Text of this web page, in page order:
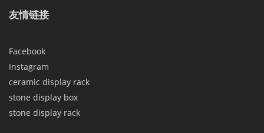
友情链接
Facebook
Instagram
ceramic display rack
stone display box
stone display rack